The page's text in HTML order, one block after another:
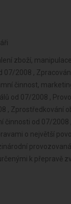
zboží,
2008 ,
činnost,
od 07/2008 ,
, Zprostředkování
činnosti od 07/
o největší
k přepravě